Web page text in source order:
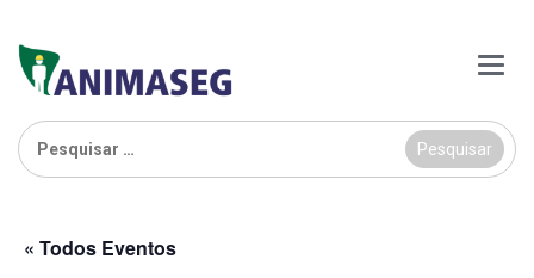
Main
Menu
Pesquisar
por:
« Todos Eventos